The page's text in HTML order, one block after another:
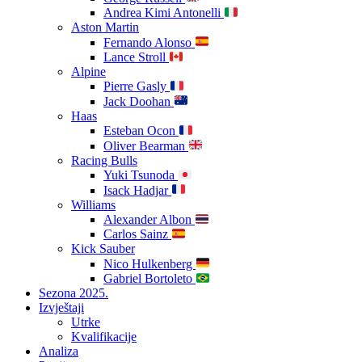
Andrea Kimi Antonelli
Aston Martin
Fernando Alonso
Lance Stroll
Alpine
Pierre Gasly
Jack Doohan
Haas
Esteban Ocon
Oliver Bearman
Racing Bulls
Yuki Tsunoda
Isack Hadjar
Williams
Alexander Albon
Carlos Sainz
Kick Sauber
Nico Hulkenberg
Gabriel Bortoleto
Sezona 2025.
Izvještaji
Utrke
Kvalifikacije
Analiza